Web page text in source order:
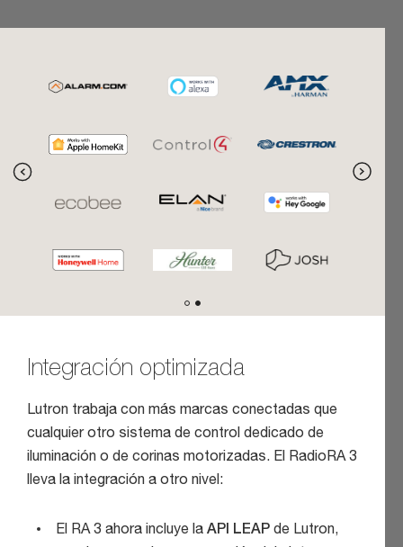
Integración optimizada
Lutron trabaja con más marcas conectadas que
cualquier otro sistema de control dedicado de
iluminación o de corinas motorizadas. El RadioRA 3
lleva la integración a otro nivel:
El RA 3 ahora incluye la API LEAP de Lutron,